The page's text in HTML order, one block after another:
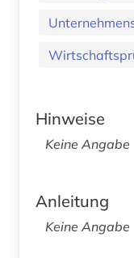
Hinweise
Keine Angabe
Anleitung
Keine Angabe